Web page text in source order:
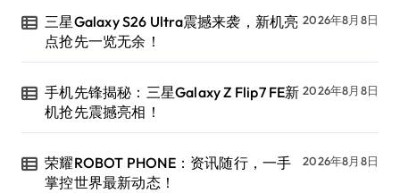
三星Galaxy S26 Ultra震撼来袭，新机亮
点抢先一览无余！
2026年8月8日
手机先锋揭秘：三星Galaxy Z Flip7 FE新
机抢先震撼亮相！
2026年8月8日
荣耀ROBOT PHONE：资讯随行，一手
掌控世界最新动态！
2026年8月8日